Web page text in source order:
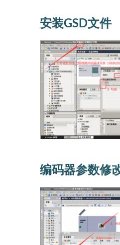
安装GSD文件
编码器参数修